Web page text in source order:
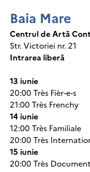
Baia Mare
Centrul de Artă
Str. Victoriei nr. 21
Intrarea liberă
13 iunie
20:00 Très Fièr-e-s
21:00 Très Frenchy
14 iunie
12:00 Très Familiale
20:00 Très
15 iunie
20:00 Très